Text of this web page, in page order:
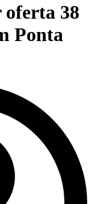
oferta 38
Ponta